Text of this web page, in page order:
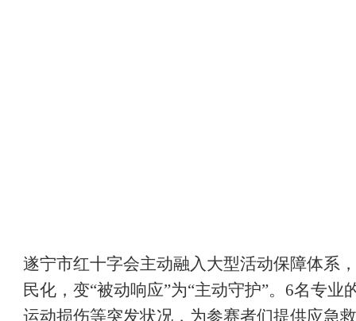
遂宁市红十字会主动融入大型活动保障体系
民化，变“被动响应”为“主动守护”。6名专
运动损伤等突发状况，为参赛者们提供应急